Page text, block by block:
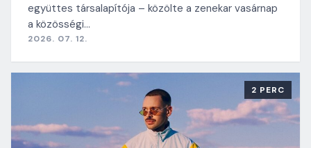
együttes társalapítója – közölte a zenekar vasárnap
a közösségi…
2026. 07. 12.
2 PERC